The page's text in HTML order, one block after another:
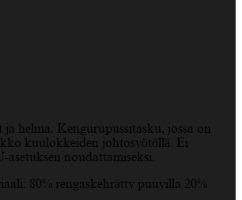
helma. Kengurupussitasku, jossa on
kuulokkeiden johtosyötöllä. Ei
asetuksen noudattamiseksi.
80% rengaskehrätty puuvilla 20%